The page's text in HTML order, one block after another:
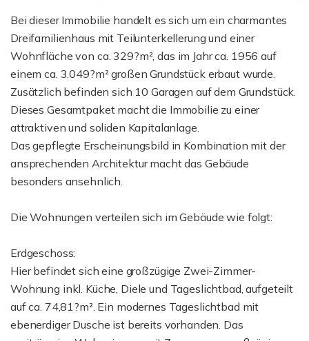
Bei dieser Immobilie handelt es sich um ein charmantes
Dreifamilienhaus mit Teilunterkellerung und einer
Wohnfläche von ca. 329?m², das im Jahr ca. 1956 auf
einem ca. 3.049?m² großen Grundstück erbaut wurde.
Zusätzlich befinden sich 10 Garagen auf dem Grundstück.
Dieses Gesamtpaket macht die Immobilie zu einer
attraktiven und soliden Kapitalanlage.
Das gepflegte Erscheinungsbild in Kombination mit der
ansprechenden Architektur macht das Gebäude
besonders ansehnlich.
Die Wohnungen verteilen sich im Gebäude wie folgt:
Erdgeschoss:
Hier befindet sich eine großzügige Zwei-Zimmer-
Wohnung inkl. Küche, Diele und Tageslichtbad, aufgeteilt
auf ca. 74,81?m². Ein modernes Tageslichtbad mit
ebenerdiger Dusche ist bereits vorhanden. Das